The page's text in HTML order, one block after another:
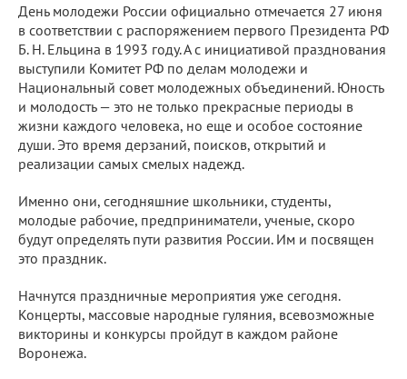
День молодежи России официально отмечается 27 июня
в соответствии с распоряжением первого Президента РФ
Б. Н. Ельцина в 1993 году. А с инициативой празднования
выступили Комитет РФ по делам молодежи и
Национальный совет молодежных объединений. Юность
и молодость — это не только прекрасные периоды в
жизни каждого человека, но еще и особое состояние
души. Это время дерзаний, поисков, открытий и
реализации самых смелых надежд.
Именно они, сегодняшние школьники, студенты,
молодые рабочие, предприниматели, ученые, скоро
будут определять пути развития России. Им и посвящен
это праздник.
Начнутся праздничные мероприятия уже сегодня.
Концерты, массовые народные гуляния, всевозможные
викторины и конкурсы пройдут в каждом районе
Воронежа.